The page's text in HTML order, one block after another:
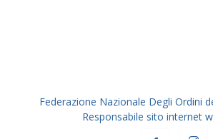
Federazione Nazionale Degli Ordini
Responsabile sito internet